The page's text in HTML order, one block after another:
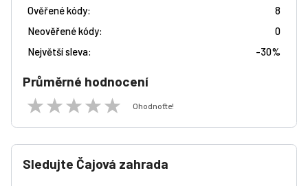
Ověřené kódy:
8
Neověřené kódy:
0
Největší sleva:
-30%
Průměrné hodnocení
Ohodnoťte!
Sledujte Čajová zahrada